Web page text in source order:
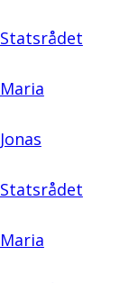
Statsrådet
Maria
Jonas
Statsrådet
Maria